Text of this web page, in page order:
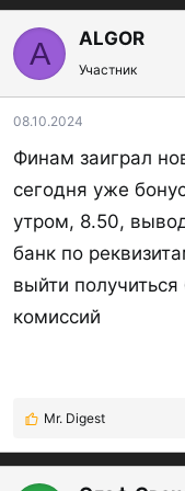
✓По умолчанию
годовых (!)
через 30 дней,
в
бесплатный
( https://
бесплатные -
"Стратег".
Есть отзыв, что
совершать
Страница акции:
а
к
и
и
:
A ALGOR
Участник
08.10.2024
Финам заиграл
сегодня уже
утром, 8.50,
банк по
выйти
комиссий
Р
е
а
Mr. Digest